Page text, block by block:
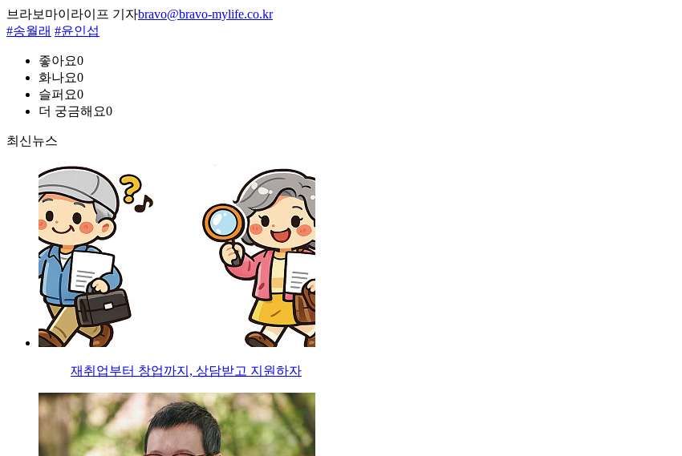
브라보마이라이프 기자bravo@bravo-mylife.co.kr
#송월래 #윤인섭
좋아요0
화나요0
슬퍼요0
더 궁금해요0
최신뉴스
재취업부터 창업까지, 상담받고 지원하자